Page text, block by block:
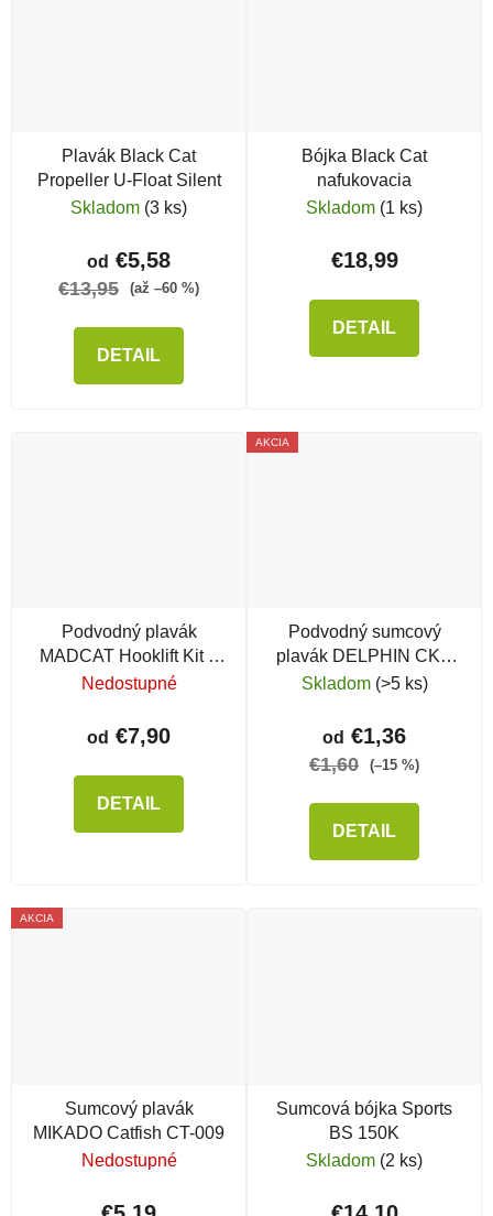
Plavák Black Cat
Propeller U-Float Silent
Skladom (3 ks)
od €5,58
€13,95 (až –60 %)
DETAIL
Bójka Black Cat
nafukovacia
Skladom (1 ks)
€18,99
DETAIL
Podvodný plavák
MADCAT Hooklift Kit 3
ks
Nedostupné
od €7,90
DETAIL
AKCIA
Podvodný sumcový
plavák DELPHIN CKG
SubCalm
Skladom (>5 ks)
od €1,36
€1,60 (–15 %)
DETAIL
AKCIA
Sumcový plavák
MIKADO Catfish CT-009
Nedostupné
Sumcová bójka Sports
BS 150K
Skladom (2 ks)